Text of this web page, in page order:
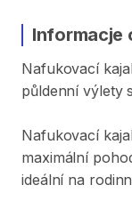
Informacje
Nafukovací
půldenní výlety s
Nafukovací
maximální
ideální na